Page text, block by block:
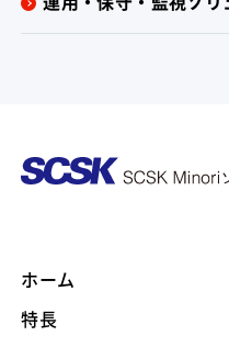
ホーム
特長